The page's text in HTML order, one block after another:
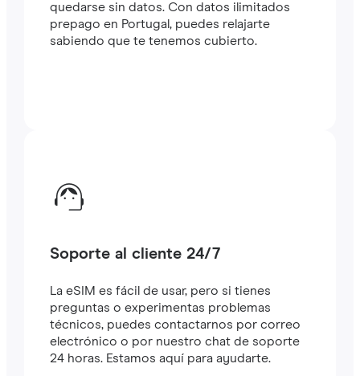
quedarse sin datos. Con datos ilimitados
prepago en Portugal, puedes relajarte
sabiendo que te tenemos cubierto.
Soporte al cliente 24/7
La eSIM es fácil de usar, pero si tienes
preguntas o experimentas problemas
técnicos, puedes contactarnos por correo
electrónico o por nuestro chat de soporte
24 horas. Estamos aquí para ayudarte.